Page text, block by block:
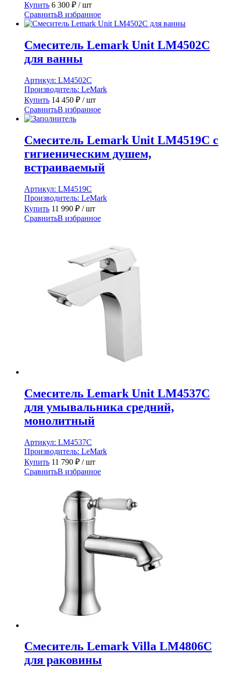
Купить 6 300 ₽ / шт
СравнитьВ избранное
Смеситель Lemark Unit LM4502C
для ванны
Артикул: LM4502C
Производитель: LeMark
Купить 14 450 ₽ / шт
СравнитьВ избранное
Смеситель Lemark Unit LM4519C с
гигиеническим душем,
встраиваемый
Артикул: LM4519C
Производитель: LeMark
Купить 11 990 ₽ / шт
СравнитьВ избранное
Смеситель Lemark Unit LM4537C
для умывальника средний,
монолитный
Артикул: LM4537C
Производитель: LeMark
Купить 11 790 ₽ / шт
СравнитьВ избранное
Смеситель Lemark Villa LM4806C
для раковины